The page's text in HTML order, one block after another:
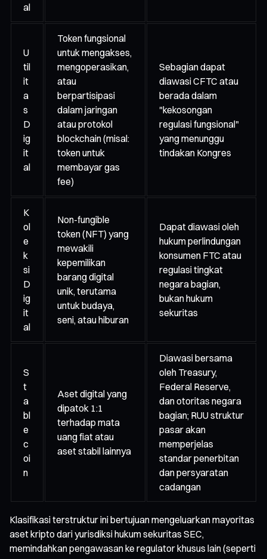
al
U
til
it
a
s
D
ig
it
al
Token fungsional
untuk mengakses,
mengoperasikan,
atau
berpartisipasi
dalam jaringan
atau protokol
blockchain (misal:
token untuk
membayar gas
fee)
Sebagian dapat
diawasi CFTC atau
berada dalam
"kekosongan
regulasi fungsional"
yang menunggu
tindakan Kongres
K
ol
e
k
si
D
ig
it
al
Non-fungible
token (NFT) yang
mewakili
kepemilikan
barang digital
unik, terutama
untuk budaya,
seni, atau hiburan
Dapat diawasi oleh
hukum perlindungan
konsumen FTC atau
regulasi tingkat
negara bagian,
bukan hukum
sekuritas
S
t
a
bl
e
c
oi
n
Aset digital yang
dipatok 1:1
terhadap mata
uang fiat atau
aset stabil lainnya
Diawasi bersama
oleh Treasury,
Federal Reserve,
dan otoritas negara
bagian; RUU struktur
pasar akan
memperjelas
standar penerbitan
dan persyaratan
cadangan
Klasifikasi terstruktur ini bertujuan mengeluarkan mayoritas
aset kripto dari yurisdiksi hukum sekuritas SEC,
memindahkan pengawasan ke regulator khusus lain (seperti